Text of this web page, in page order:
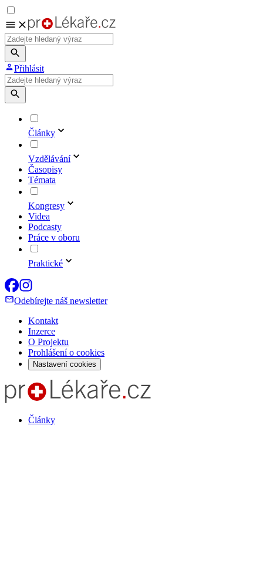
Přihlásit
Články
Vzdělávání
Časopisy
Témata
Kongresy
Videa
Podcasty
Práce v oboru
Praktické
Odebírejte náš newsletter
Kontakt
Inzerce
O Projektu
Prohlášení o cookies
Nastavení cookies
Články